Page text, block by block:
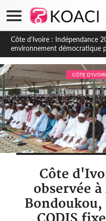
Côte d'Ivoire : Concours
seront disponibles à compter
CÔTE
Côte
observée
Bondoukou,